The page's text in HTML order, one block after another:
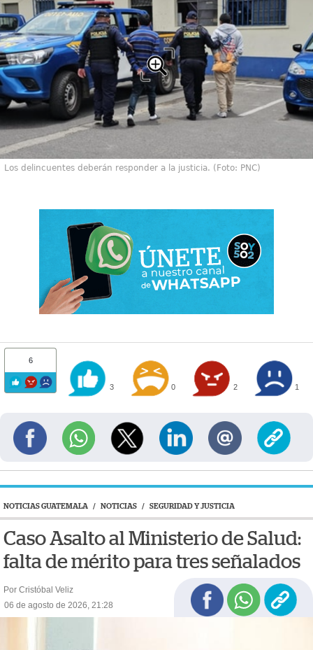
Los delincuentes deberán responder a la justicia. (Foto: PNC)
6
3 0 2 1
NOTICIAS GUATEMALA / NOTICIAS / SEGURIDAD Y JUSTICIA
Caso Asalto al Ministerio de Salud:
falta de mérito para tres señalados
Por Cristóbal Veliz
06 de agosto de 2026, 21:28